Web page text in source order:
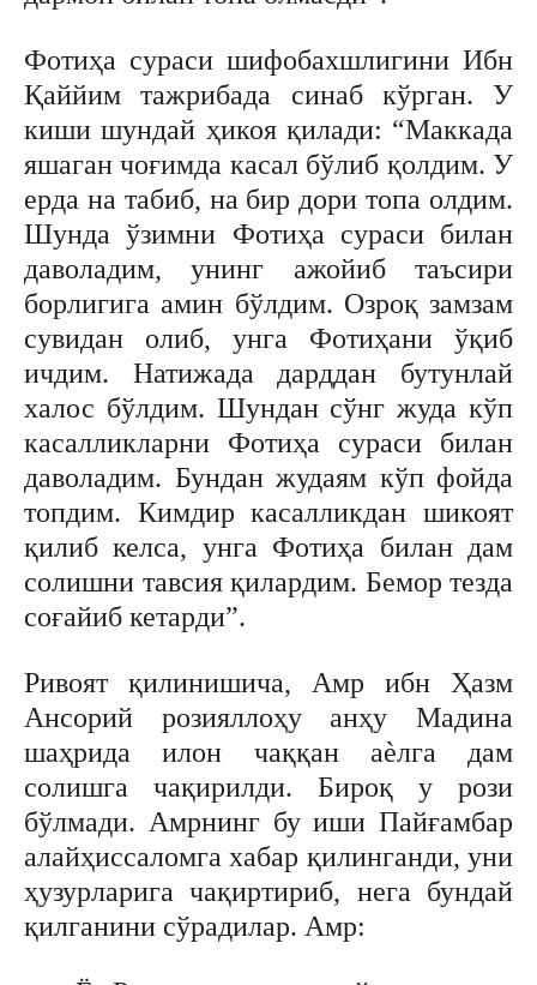
Фотиҳа сураси шифобахшлигини Ибн
Қаййим тажрибада синаб кўрган. У
киши шундай ҳикоя қилади: “Маккада
яшаган чоғимда касал бўлиб қолдим. У
ерда на табиб, на бир дори топа олдим.
Шунда ўзимни Фотиҳа сураси билан
даволадим, унинг ажойиб таъсири
борлигига амин бўлдим. Озроқ замзам
сувидан олиб, унга Фотиҳани ўқиб
ичдим. Натижада дарддан бутунлай
халос бўлдим. Шундан сўнг жуда кўп
касалликларни Фотиҳа сураси билан
даволадим. Бундан жудаям кўп фойда
топдим. Кимдир касалликдан шикоят
қилиб келса, унга Фотиҳа билан дам
солишни тавсия қилардим. Бемор тезда
соғайиб кетарди”.
Ривоят қилинишича, Амр ибн Ҳазм
Ансорий розияллоҳу анҳу Мадина
шаҳрида илон чаққан аѐлга дам
солишга чақирилди. Бироқ у рози
бўлмади. Амрнинг бу иши Пайғамбар
алайҳиссаломга хабар қилинганди, уни
ҳузурларига чақиртириб, нега бундай
қилганини сўрадилар. Амр: